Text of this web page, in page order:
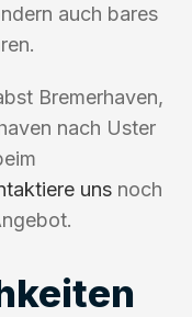
auch bares
Bremerhaven,
nach Uster
uns noch